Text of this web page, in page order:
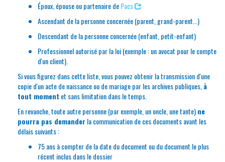
Époux, épouse ou partenaire dePacs
Ascendant de la personne concernée (parent, grand-parent...)
Descendant de la personne concernée (enfant, petit-enfant)
Professionnel autorisé par la loi (exemple : un avocat pour le compte
d'un client).
Si vous figurez dans cette liste, vous pouvez obtenir la transmission d'une
copie d'un acte de naissance ou de mariage par les archives publiques, à
tout moment et sans limitation dans le temps.
En revanche, toute autre personne (par exemple, un oncle, une tante)ne
pourra pas demanderla communication de ces documents avant les
délais suivants :
75 ans à compter de la date du document ou du document le plus
récent inclus dans le dossier